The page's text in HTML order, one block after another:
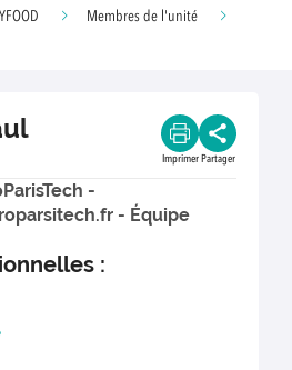
Membres de l'unité
Imprimer Partager
-
- Équipe
: